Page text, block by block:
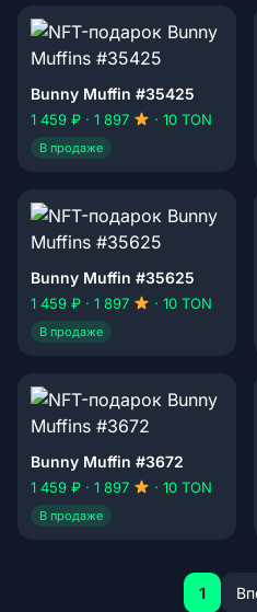
Bunny Muffin #35425
1 459 ₽ · 1 897 · 10 TON
В продаже
Bunny Muffin #35625
1 459 ₽ · 1 897 · 10 TON
В продаже
Bunny Muffin #3672
1 459 ₽ · 1 897 · 10 TON
В продаже
1